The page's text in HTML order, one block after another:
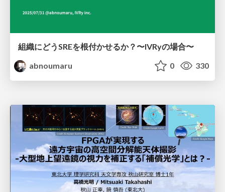
組織にどうSREを根付かせるか？〜IVRyの場合〜
abnoumaru
0 330